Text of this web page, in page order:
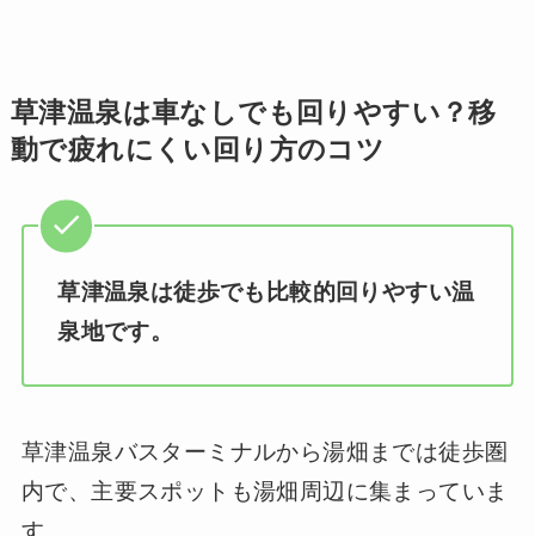
草津温泉は車なしでも回りやすい？移
動で疲れにくい回り方のコツ
草津温泉は徒歩でも比較的回りやすい温
泉地です。
草津温泉バスターミナルから湯畑までは徒歩圏
内で、主要スポットも湯畑周辺に集まっていま
す。